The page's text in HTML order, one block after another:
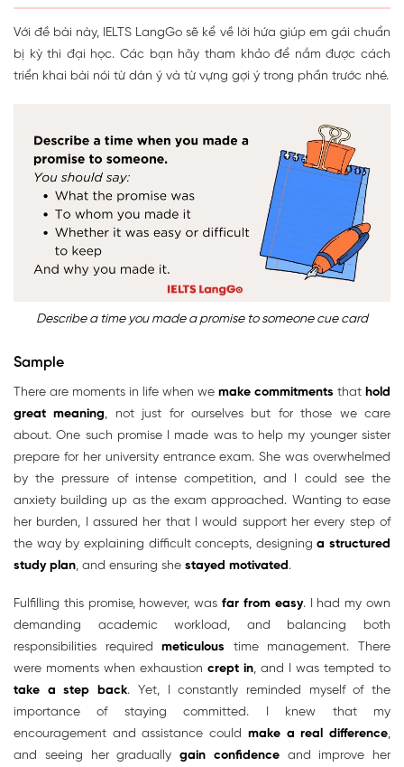
Với đề bài này, IELTS LangGo sẽ kể về lời hứa giúp em gái chuẩn
bị kỳ thi đại học. Các bạn hãy tham khảo để nắm được cách
triển khai bài nói từ dàn ý và từ vựng gợi ý trong phần trước nhé.
Describe a time you made a promise to someone cue card
Sample
There are moments in life when we make commitments that hold
great meaning, not just for ourselves but for those we care
about. One such promise I made was to help my younger sister
prepare for her university entrance exam. She was overwhelmed
by the pressure of intense competition, and I could see the
anxiety building up as the exam approached. Wanting to ease
her burden, I assured her that I would support her every step of
the way by explaining difficult concepts, designinga structured
study plan, and ensuring she stayed motivated.
Fulfilling this promise, however, wasfar from easy. I had my own
demanding academic workload, and balancing both
responsibilities requiredmeticulous time management. There
were moments when exhaustion crept in, and I was tempted to
take a step back. Yet, I constantly reminded myself of the
importance of staying committed. I knew that my
encouragement and assistance could make a real difference,
and seeing her gradually gain confidenceand improve her